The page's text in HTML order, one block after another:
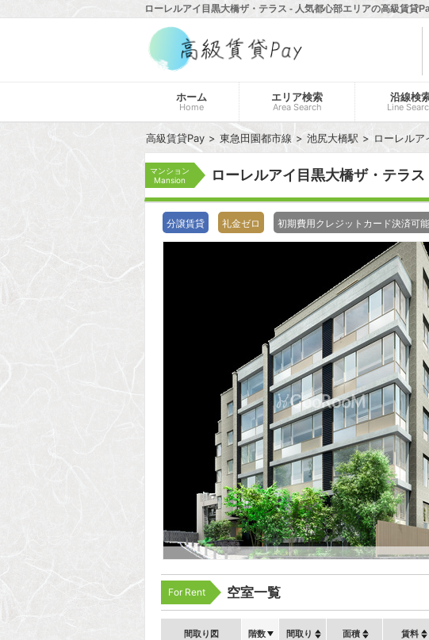
ローレルアイ目黒大橋ザ・テラス - 人気都心部エリアの高級賃貸
ホーム
Home
エリア検索
Area Search
沿線検
Line
高級賃貸Pay 東急田園都市線 池尻大橋駅 ローレルア
マンション
Mansion
ローレルアイ目黒大橋ザ・テラス
分譲賃貸 礼金ゼロ 初期費用クレジットカード決済可能
For Rent 空室一覧
間取り図 階数 間取り 面積 賃料